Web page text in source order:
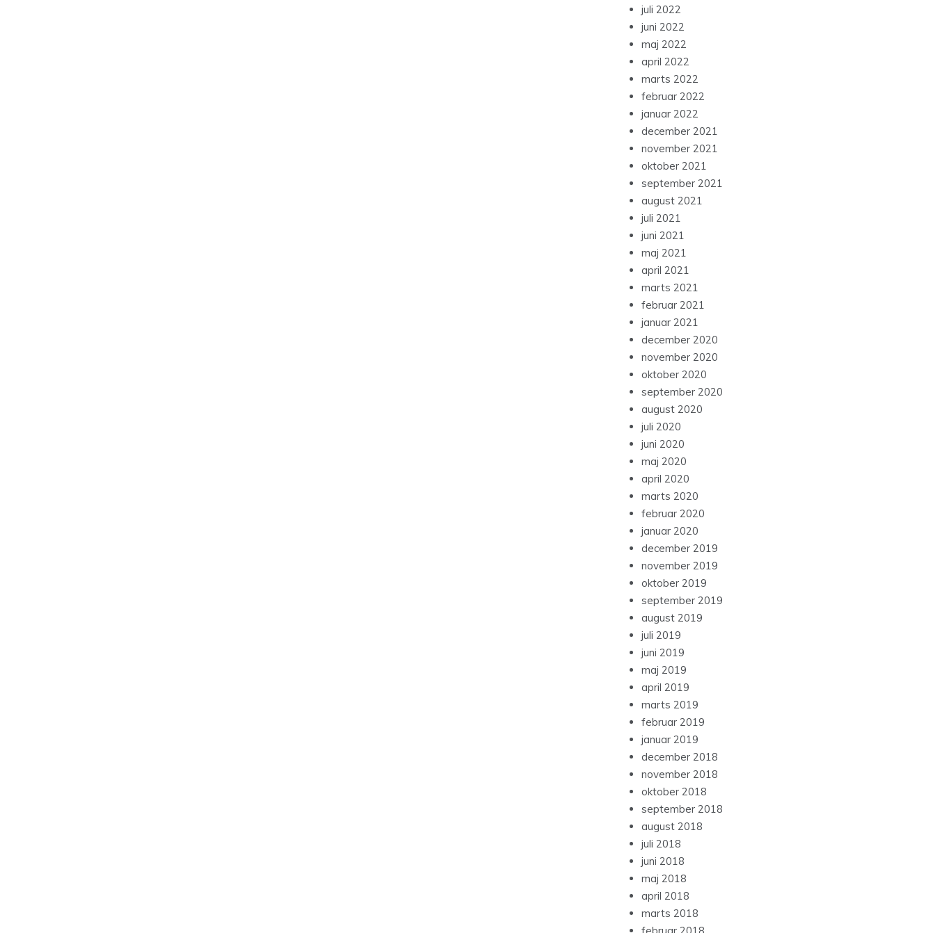
juli 2022
juni 2022
maj 2022
april 2022
marts 2022
februar 2022
januar 2022
december 2021
november 2021
oktober 2021
september 2021
august 2021
juli 2021
juni 2021
maj 2021
april 2021
marts 2021
februar 2021
januar 2021
december 2020
november 2020
oktober 2020
september 2020
august 2020
juli 2020
juni 2020
maj 2020
april 2020
marts 2020
februar 2020
januar 2020
december 2019
november 2019
oktober 2019
september 2019
august 2019
juli 2019
juni 2019
maj 2019
april 2019
marts 2019
februar 2019
januar 2019
december 2018
november 2018
oktober 2018
september 2018
august 2018
juli 2018
juni 2018
maj 2018
april 2018
marts 2018